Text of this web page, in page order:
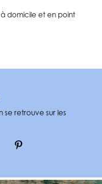
domicile et en point
se retrouve sur les